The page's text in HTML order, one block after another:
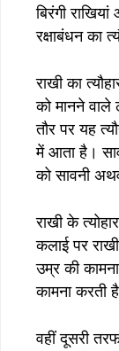
बिरंगी
रक्षाबंधन का
राखी का
को मानने वाले
तौर पर यह
में आता है।
को सावनी
राखी के
कलाई पर
उम्र की
कामना करती
वहीं दूसरी